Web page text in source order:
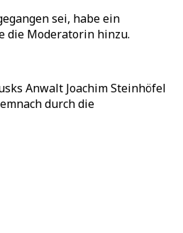
sei, habe ein
die Moderatorin hinzu.
Anwalt Joachim Steinhöfel
durch die